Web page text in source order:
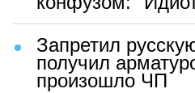
Запретил
получил
произошло ЧП